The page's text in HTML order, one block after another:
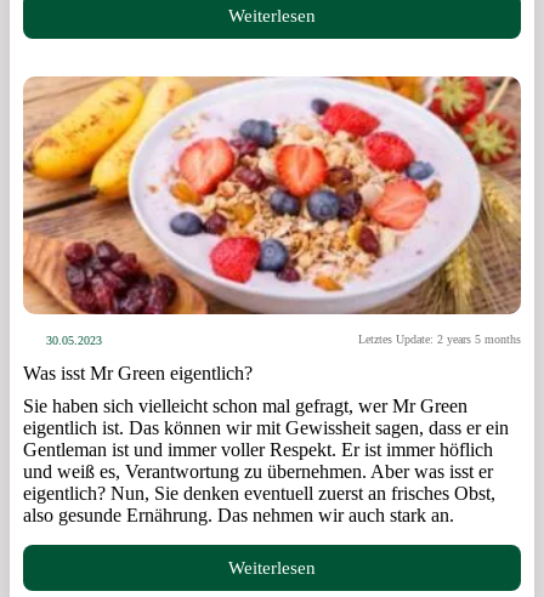
Weiterlesen
Was isst Mr Green eigentlich?
30.05.2023 Letztes Update: 2 years 5 months
Sie haben sich vielleicht schon mal gefragt, wer Mr Green
eigentlich ist. Das können wir mit Gewissheit sagen, dass er ein
Gentleman ist und immer voller Respekt. Er ist immer höflich
und weiß es, Verantwortung zu übernehmen. Aber was isst er
eigentlich? Nun, Sie denken eventuell zuerst an frisches Obst,
also gesunde Ernährung. Das nehmen wir auch stark an.
Weiterlesen